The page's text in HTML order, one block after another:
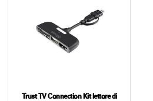
Trust TV Connection Kit lettore di